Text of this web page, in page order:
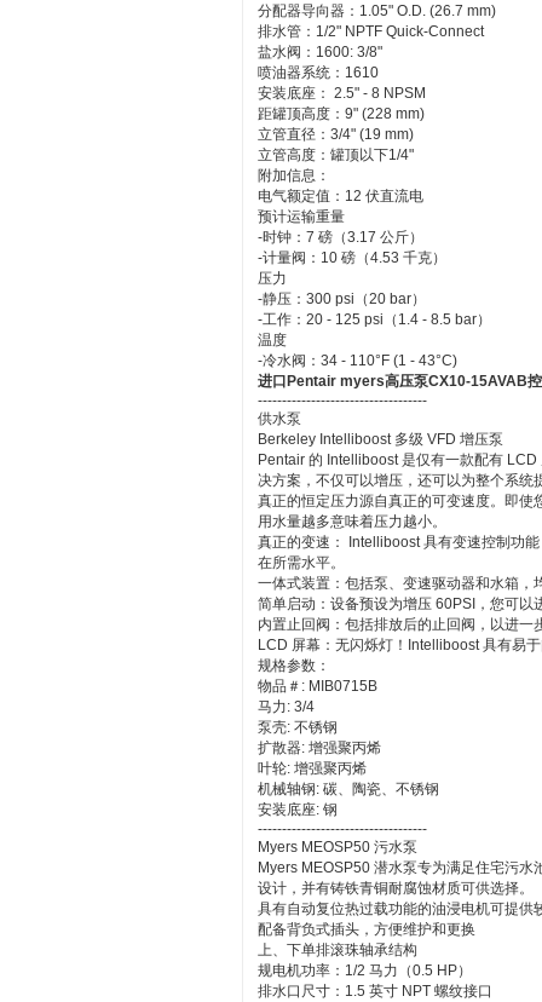
分配器导向器：1.05" O.D. (26.7 mm)
排水管：1/2" NPTF Quick-Connect
盐水阀：1600: 3/8"
喷油器系统：1610
安装底座： 2.5" - 8 NPSM
距罐顶高度：9" (228 mm)
立管直径：3/4" (19 mm)
立管高度：罐顶以下1/4"
附加信息：
电气额定值：12 伏直流电
预计运输重量
-时钟：7 磅（3.17 公斤）
-计量阀：10 磅（4.53 千克）
压力
-静压：300 psi（20 bar）
-工作：20 - 125 psi（1.4 - 8.5 bar）
温度
-冷水阀：34 - 110°F (1 - 43°C)
进口Pentair myers高压泵CX10-15AVAB
-----------------------------------
供水泵
Berkeley Intelliboost 多级 VFD 增压泵
Pentair 的 Intelliboost 是仅有一款配有
决方案，不仅可以增压，还可以为整个系统
真正的恒定压力源自真正的可变速度。即
用水量越多意味着压力越小。
真正的变速： Intelliboost 具有变速控制功
在所需水平。
一体式装置：包括泵、变速驱动器和水箱，
简单启动：设备预设为增压 60PSI，您可以
内置止回阀：包括排放后的止回阀，以进一
LCD 屏幕：无闪烁灯！Intelliboost 具有易
规格参数：
物品＃: MIB0715B
马力: 3/4
泵壳: 不锈钢
扩散器: 增强聚丙烯
叶轮: 增强聚丙烯
机械轴钢: 碳、陶瓷、不锈钢
安装底座: 钢
-----------------------------------
Myers MEOSP50 污水泵
Myers MEOSP50 潜水泵专为满足住宅污
设计，并有铸铁青铜耐腐蚀材质可供选择。
具有自动复位热过载功能的油浸电机可提供
配备背负式插头，方便维护和更换
上、下单排滚珠轴承结构
规电机功率：1/2 马力（0.5 HP）
排水口尺寸：1.5 英寸 NPT 螺纹接口